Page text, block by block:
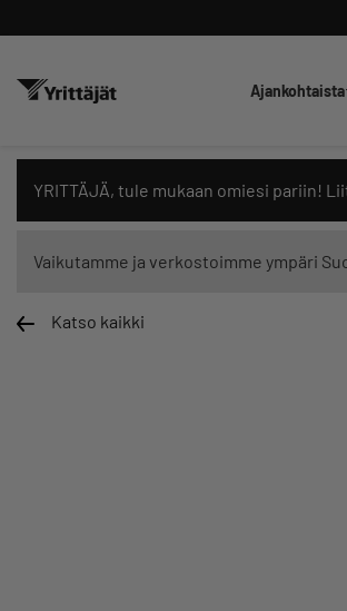
Ajankohtaista
YRITTÄJÄ, tule mukaan omiesi pariin!
Vaikutamme ja verkostoimme ympäri
Katso kaikki
Hae sivustolta tai